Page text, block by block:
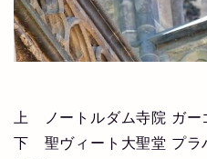
上 ノートルダム寺院 ガー
下 聖ヴィート大聖堂 プラ